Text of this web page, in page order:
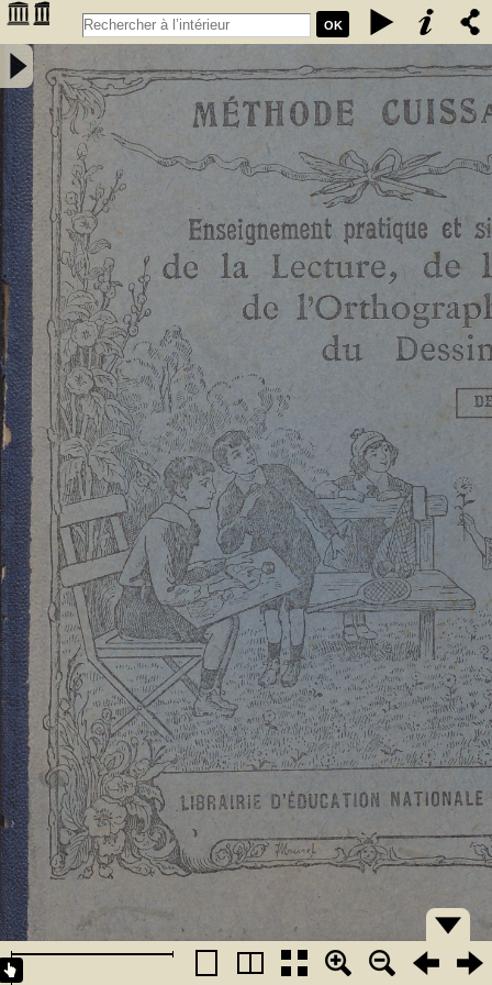
OK
Enseignement pratique et simultané de la lecture de l'écriture, de
l'orthographe et du dessin. Deuxième livret, Etude des sons et des
articulations composés : méthode rationnelle préparant les enfants à
la lecture expressive et à l'intelligence de la langue : contenant 76
vignettes et des notions élémentaires de dessin / par E. Cuissart,... ;
d'après la méthode de M. Lacabe,.... - [nouv. éd.] - Cuissart, Eugène
(1835-1896). Auteur